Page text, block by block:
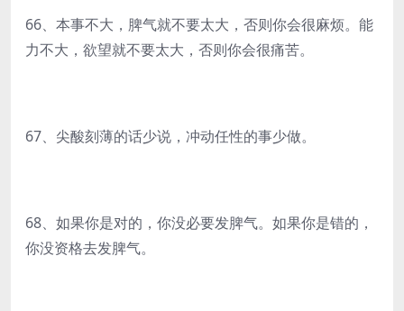
66、本事不大，脾气就不要太大，否则你会很麻烦。能
力不大，欲望就不要太大，否则你会很痛苦。
67、尖酸刻薄的话少说，冲动任性的事少做。
68、如果你是对的，你没必要发脾气。如果你是错的，
你没资格去发脾气。